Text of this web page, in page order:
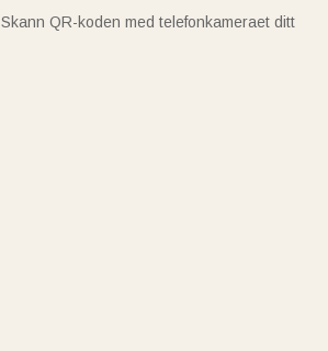
Skann QR-koden med telefonkameraet ditt